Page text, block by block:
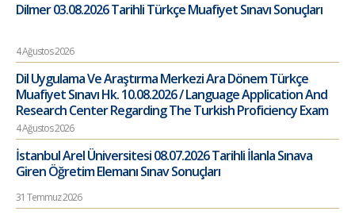
Dilmer 03.08.2026 Tarihli Türkçe Muafiyet Sınavı Sonuçları
4 Ağustos 2026
Dil Uygulama Ve Araştırma Merkezi Ara Dönem Türkçe
Muafiyet Sınavı Hk. 10.08.2026 / Language Application And
Research Center Regarding The Turkish Proficiency Exam
4 Ağustos 2026
İstanbul Arel Üniversitesi 08.07.2026 Tarihli İlanla Sınava
Giren Öğretim Elemanı Sınav Sonuçları
31 Temmuz 2026